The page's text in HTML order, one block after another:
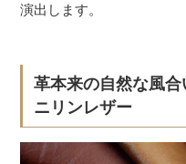
演出します。
革本来の自然な風
ニリンレザー